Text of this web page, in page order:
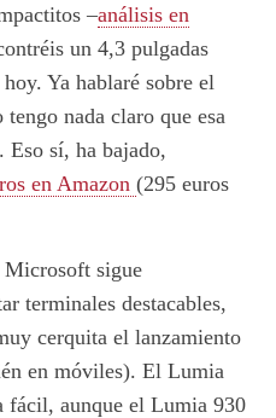
–análisis en
un 4,3 pulgadas
Ya hablaré sobre el
nada claro que esa
Eso sí, ha bajado,
en Amazon (295 euros
Microsoft sigue
terminales destacables,
cerquita el lanzamiento
en móviles). El Lumia
fácil, aunque el Lumia 930